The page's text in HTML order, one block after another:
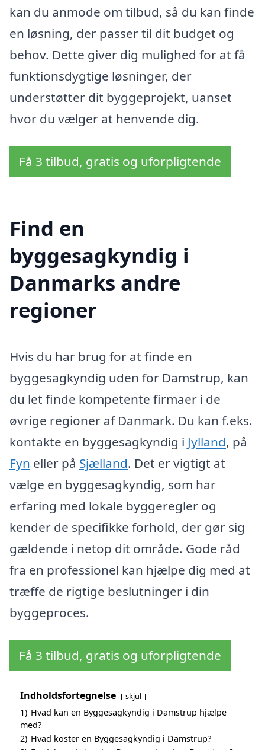
kan du anmode om tilbud, så du kan finde
en løsning, der passer til dit budget og
behov. Dette giver dig mulighed for at få
funktionsdygtige løsninger, der
understøtter dit byggeprojekt, uanset
hvor du vælger at henvende dig.
Få 3 tilbud, gratis og uforpligtende
Find en
byggesagkyndig i
Danmarks andre
regioner
Hvis du har brug for at finde en
byggesagkyndig uden for Damstrup, kan
du let finde kompetente firmaer i de
øvrige regioner af Danmark. Du kan f.eks.
kontakte en byggesagkyndig i Jylland, på
Fyn eller på Sjælland. Det er vigtigt at
vælge en byggesagkyndig, som har
erfaring med lokale byggeregler og
kender de specifikke forhold, der gør sig
gældende i netop dit område. Gode råd
fra en professionel kan hjælpe dig med at
træffe de rigtige beslutninger i din
byggeproces.
Få 3 tilbud, gratis og uforpligtende
Indholdsfortegnelse skjul
1) Hvad kan en Byggesagkyndig i Damstrup hjælpe
med?
2) Hvad koster en Byggesagkyndig i Damstrup?